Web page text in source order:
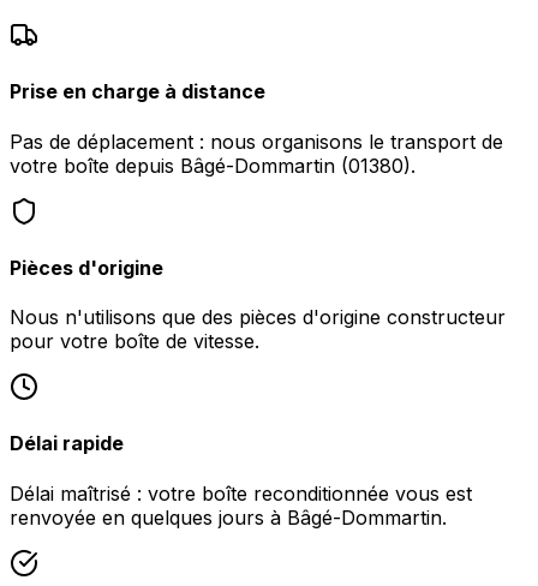
Prise en charge à distance
Pas de déplacement : nous organisons le transport de
votre boîte depuis Bâgé-Dommartin (01380).
Pièces d'origine
Nous n'utilisons que des pièces d'origine constructeur
pour votre boîte de vitesse.
Délai rapide
Délai maîtrisé : votre boîte reconditionnée vous est
renvoyée en quelques jours à Bâgé-Dommartin.